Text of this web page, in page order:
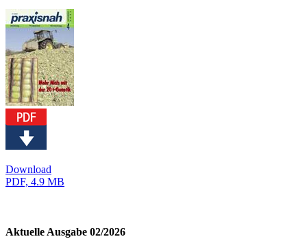
Download
PDF, 4.9 MB
Aktuelle Ausgabe 02/2026